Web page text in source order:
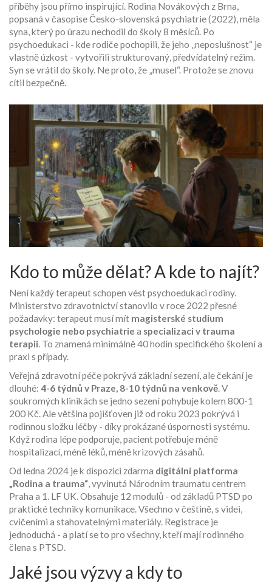
příběhy jsou přímo inspirující. Rodina Novákových z Brna,
popsaná v časopise Česko-slovenská psychiatrie (2022), měla
syna, který po úrazu nechodil do školy 8 měsíců. Po
psychoedukaci - kde rodiče pochopili, že jeho „neposlušnost“ je
vlastně úzkost - vytvořili strukturovaný, předvídatelný režim.
Syn se vrátil do školy. Ne proto, že „musel“. Protože se znovu
cítil bezpečně.
Kdo to může dělat? A kde to najít?
Není každý terapeut schopen vést psychoedukaci rodiny.
Ministerstvo zdravotnictví stanovilo v roce 2022 přesné
požadavky: terapeut musí mít magisterské studium
psychologie nebo psychiatrie a specializaci v trauma
terapii. To znamená minimálně 40 hodin specifického školení a
praxi s případy.
Veřejná zdravotní péče pokrývá základní sezení, ale čekání je
dlouhé: 4-6 týdnů v Praze, 8-10 týdnů na venkově. V
soukromých klinikách se jedno sezení pohybuje kolem 800-1
200 Kč. Ale většina pojišťoven již od roku 2023 pokrývá i
rodinnou složku léčby - díky prokázané úspornosti systému.
Když rodina lépe podporuje, pacient potřebuje méně
hospitalizací, méně léků, méně krizových zásahů.
Od ledna 2024 je k dispozici zdarma digitální platforma
„Rodina a trauma“, vyvinutá Národním traumatu centrem
Praha a 1. LF UK. Obsahuje 12 modulů - od základů PTSD po
praktické techniky komunikace. Všechno v češtině, s videi,
cvičeními a stahovatelnými materiály. Registrace je
jednoduchá - a platí se to pro všechny, kteří mají rodinného
člena s PTSD.
Jaké jsou výzvy a kdy to